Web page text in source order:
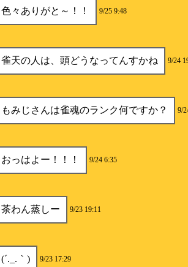
色々ありがと～！！ 9/25 9:48
雀天の人は、頭どうなってんすかね 9/24
もみじさんは雀魂のランク何ですか？ 9/
おっはよー！！！ 9/24 6:35
茶わん蒸しー 9/23 19:11
(´._.｀) 9/23 17:29